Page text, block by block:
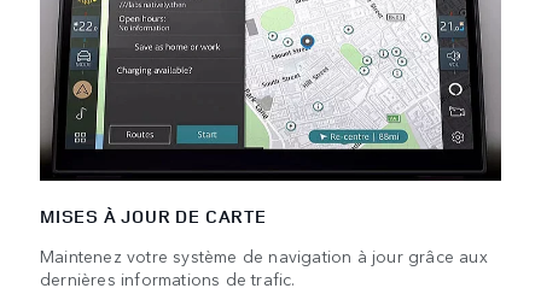
MISES À JOUR DE CARTE
Maintenez votre système de navigation à jour grâce aux
dernières informations de trafic.